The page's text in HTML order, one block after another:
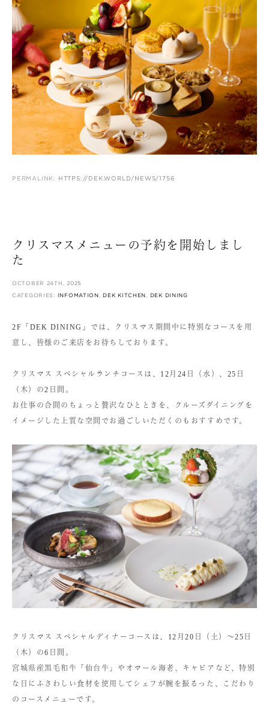
PERMALINK: HTTPS://DEK.WORLD/NEWS/1756
クリスマスメニューの予約を開始しまし
た
OCTOBER 24TH, 2025
CATEGORIES: INFOMATION ,DEK KITCHEN DEK DINING
2F「DEK DINING」では、クリスマス期間中に特別なコースを用
意し、皆様のご来店をお待ちしております。
クリスマス スペシャルランチコースは、12月24日（水）、25日
（木）の2日間。
お仕事の合間のちょっと贅沢なひとときを、クルーズダイニングを
イメージした上質な空間でお過ごしいただくのもおすすめです。
クリスマス スペシャルディナーコースは、12月20日（土）〜25日
（木）の6日間。
宮城県産黒毛和牛「仙台牛」やオマール海老、キャビアなど、特別
な日にふさわしい食材を使用してシェフが腕を振るった、こだわり
のコースメニューです。